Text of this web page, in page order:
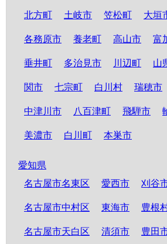
北方町 土岐市 笠松町 大垣
各務原市 養老町 高山市 富
垂井町 多治見市 川辺町 山
関市 七宗町 白川村 瑞穂市
中津川市 八百津町 飛騨市
美濃市 白川町 本巣市
愛知県
名古屋市名東区
愛西市 刈谷
名古屋市中村区 東海市 豊根
名古屋市天白区 清須市 豊田